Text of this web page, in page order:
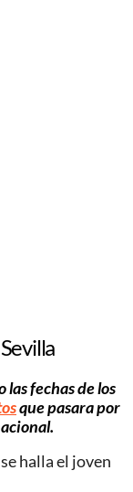
las fechas de los
que pasara por
halla el joven